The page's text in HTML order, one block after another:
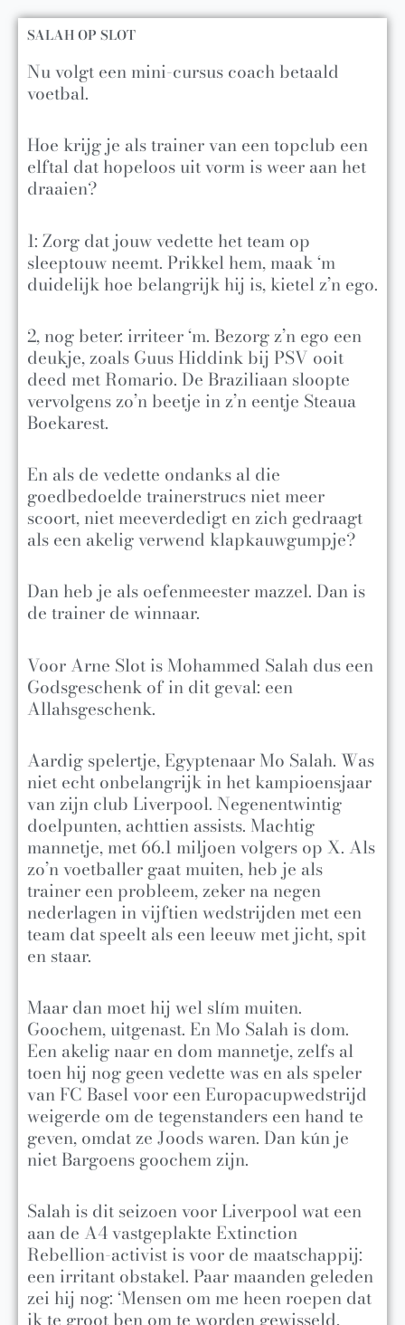
SALAH OP SLOT
Nu volgt een mini-cursus coach betaald
voetbal.
Hoe krijg je als trainer van een topclub een
elftal dat hopeloos uit vorm is weer aan het
draaien?
1: Zorg dat jouw vedette het team op
sleeptouw neemt. Prikkel hem, maak ‘m
duidelijk hoe belangrijk hij is, kietel z’n ego.
2, nog beter: irriteer ‘m. Bezorg z’n ego een
deukje, zoals Guus Hiddink bij PSV ooit
deed met Romario. De Braziliaan sloopte
vervolgens zo’n beetje in z’n eentje Steaua
Boekarest.
En als de vedette ondanks al die
goedbedoelde trainerstrucs niet meer
scoort, niet meeverdedigt en zich gedraagt
als een akelig verwend klapkauwgumpje?
Dan heb je als oefenmeester mazzel. Dan is
de trainer de winnaar.
Voor Arne Slot is Mohammed Salah dus een
Godsgeschenk of in dit geval: een
Allahsgeschenk.
Aardig spelertje, Egyptenaar Mo Salah. Was
niet echt onbelangrijk in het kampioensjaar
van zijn club Liverpool. Negenentwintig
doelpunten, achttien assists. Machtig
mannetje, met 66.1 miljoen volgers op X. Als
zo’n voetballer gaat muiten, heb je als
trainer een probleem, zeker na negen
nederlagen in vijftien wedstrijden met een
team dat speelt als een leeuw met jicht, spit
en staar.
Maar dan moet hij wel slím muiten.
Goochem, uitgenast. En Mo Salah is dom.
Een akelig naar en dom mannetje, zelfs al
toen hij nog geen vedette was en als speler
van FC Basel voor een Europacupwedstrijd
weigerde om de tegenstanders een hand te
geven, omdat ze Joods waren. Dan kún je
niet Bargoens goochem zijn.
Salah is dit seizoen voor Liverpool wat een
aan de A4 vastgeplakte Extinction
Rebellion-activist is voor de maatschappij:
een irritant obstakel. Paar maanden geleden
zei hij nog: ‘Mensen om me heen roepen dat